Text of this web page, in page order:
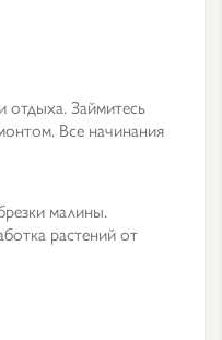
отдыха. Займитесь
Все начинания
малины.
растений от